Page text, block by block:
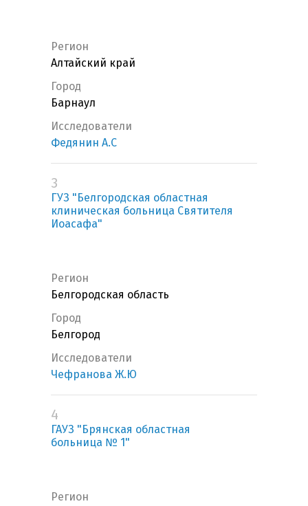
Регион
Алтайский край
Город
Барнаул
Исследователи
Федянин А.С
3
ГУЗ "Белгородская областная
клиническая больница Святителя
Иоасафа"
Регион
Белгородская область
Город
Белгород
Исследователи
Чефранова Ж.Ю
4
ГАУЗ "Брянская областная
больница № 1"
Регион